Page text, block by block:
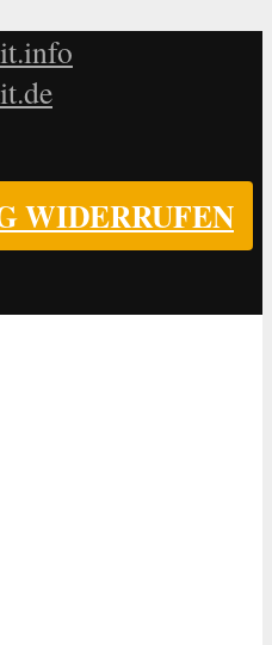
WIDERRUFEN